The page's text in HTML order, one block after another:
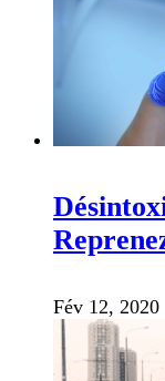
Fév 12, 2020